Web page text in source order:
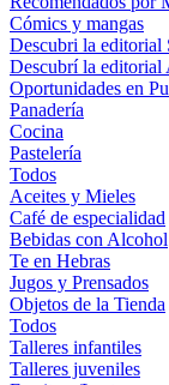
Cómics y mangas
Descubri la editorial
Descubrí la editorial
Oportunidades en
Panadería
Cocina
Pastelería
Todos
Aceites y Mieles
Café de especialidad
Bebidas con Alcohol
Te en Hebras
Jugos y Prensados
Objetos de la Tienda
Todos
Talleres infantiles
Talleres juveniles